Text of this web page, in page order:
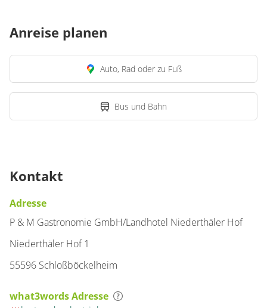
Anreise planen
Auto, Rad oder zu Fuß
Bus und Bahn
Kontakt
Adresse
P & M Gastronomie GmbH/Landhotel Niederthäler Hof
Niederthäler Hof 1
55596 Schloßböckelheim
what3words Adresse